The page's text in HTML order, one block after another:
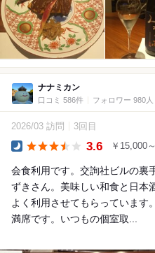
ナナミカン
口コミ 586件 フォロワー 980人
2026/03 訪問 3回目
3.6 ￥15,000
会食利用です。交詢社ビルの裏
ずきさん。美味しい和食と日本
よく利用させてもらっています
満席です。いつもの個室取...